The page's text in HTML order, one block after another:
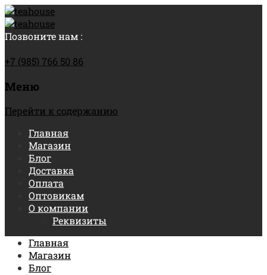
Позвоните нам :
+7 (985) 766 50 86
Меню
Перейти к содержанию
Главная
Магазин
Блог
Доставка
Оплата
Оптовикам
О компании
Реквизиты
Главная
Магазин
Блог